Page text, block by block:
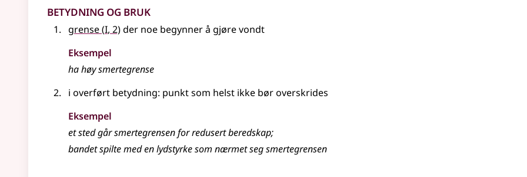
Betydning og bruk
grense(1
I, 2)der noe begynner å gjøre vondt
Eksempel
ha høy smertegrense
i overført betydning: punkt som helst ikke bør overskrides
Eksempel
et sted går smertegrensen for redusert beredskap;
bandet spilte med en lydstyrke som nærmet segsmertegrensen